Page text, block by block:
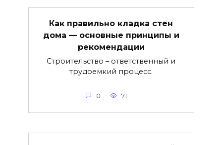
Как правильно кладка стен
дома — основные принципы и
рекомендации
Строительство – ответственный и
трудоемкий процесс.
0 71